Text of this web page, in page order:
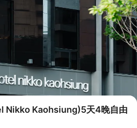
Nikko Kaohsiung)5天4晚自由